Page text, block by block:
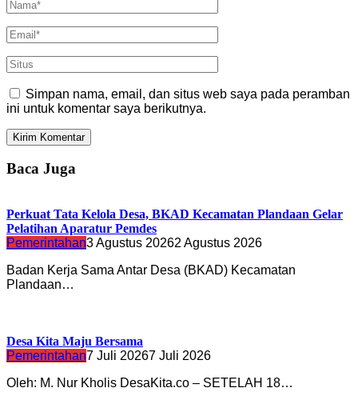
Simpan nama, email, dan situs web saya pada peramban
ini untuk komentar saya berikutnya.
Baca Juga
Perkuat Tata Kelola Desa, BKAD Kecamatan Plandaan Gelar
Pelatihan Aparatur Pemdes
Pemerintahan3 Agustus 20262 Agustus 2026
Badan Kerja Sama Antar Desa (BKAD) Kecamatan
Plandaan…
Desa Kita Maju Bersama
Pemerintahan7 Juli 20267 Juli 2026
Oleh: M. Nur Kholis DesaKita.co – SETELAH 18…